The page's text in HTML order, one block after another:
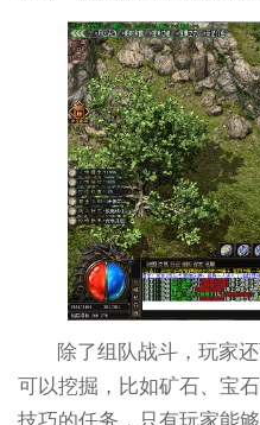
除了组队战斗，玩家
可以挖掘，比如矿石、宝